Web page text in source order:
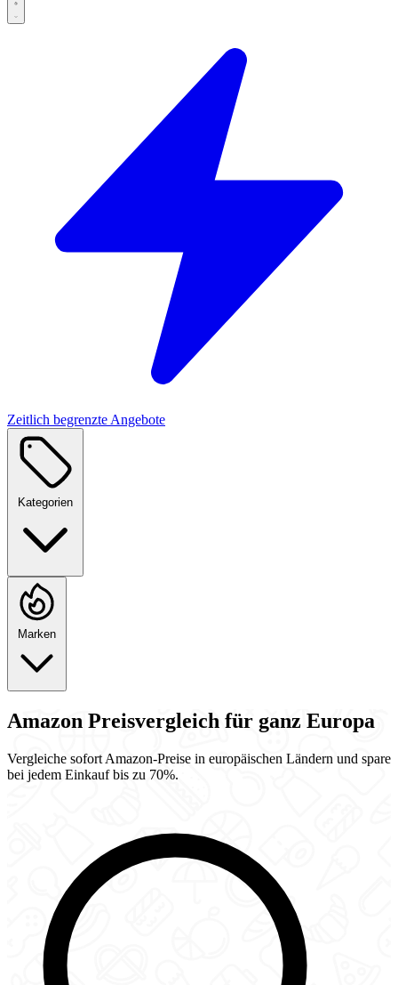
Zeitlich begrenzte Angebote
Kategorien
Marken
Amazon Preisvergleich für ganz Europa
Vergleiche sofort Amazon-Preise in europäischen Ländern und spare
bei jedem Einkauf bis zu 70%.